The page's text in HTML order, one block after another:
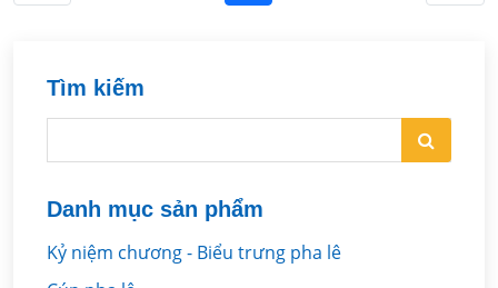
Tìm kiếm
Danh mục sản phẩm
Kỷ niệm chương - Biểu trưng pha lê